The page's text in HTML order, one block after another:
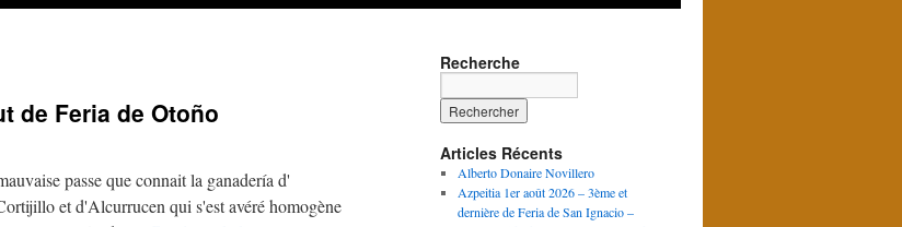
de Feria de Otoño
passe que connait la ganadería d'
et d'Alcurrucen qui s'est avéré homogène
Recherche
Articles Récents
Alberto Donaire Novillero
Azpeitia 1er août 2026 – 3ème et
dernière de Feria de San Ignacio –